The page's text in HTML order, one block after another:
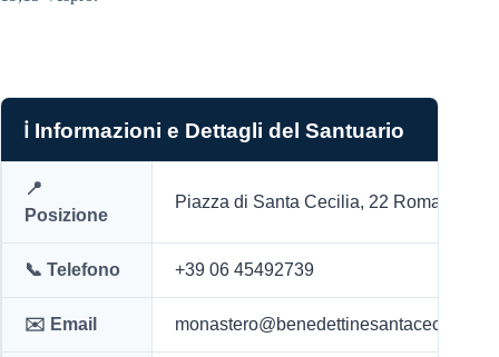
ℹ️ Informazioni e Dettagli del Santuario
📍
Posizione
Piazza di Santa Cecilia, 22 Roma
📞 Telefono +39 06 45492739
✉️ Email monastero@benedettinesantacecilia.it